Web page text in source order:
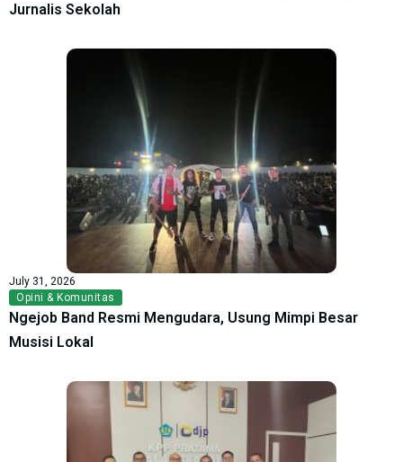
Jurnalis Sekolah
July 31, 2026
Opini & Komunitas
Ngejob Band Resmi Mengudara, Usung Mimpi Besar
Musisi Lokal